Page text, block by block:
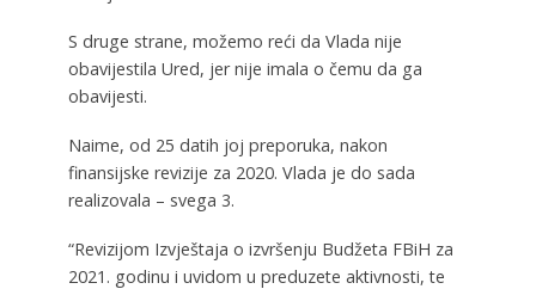
S druge strane, možemo reći da Vlada nije
obavijestila Ured, jer nije imala o čemu da ga
obavijesti.
Naime, od 25 datih joj preporuka, nakon
finansijske revizije za 2020. Vlada je do sada
realizovala – svega 3.
“Revizijom Izvještaja o izvršenju Budžeta FBiH za
2021. godinu i uvidom u preduzete aktivnosti, te